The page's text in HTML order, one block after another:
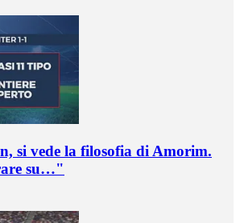
si vede la filosofia di Amorim.
su…"